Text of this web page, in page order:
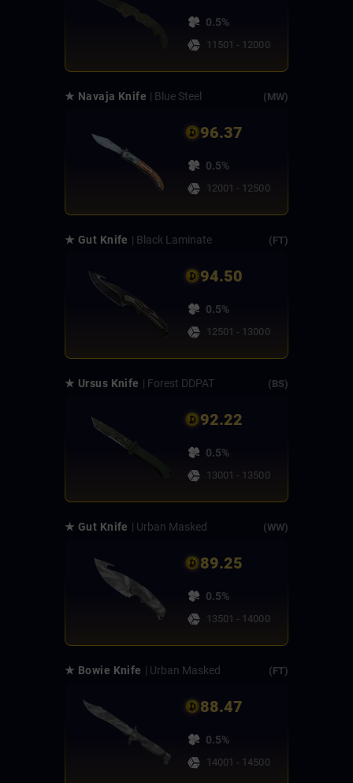
0.5%
11501 - 12000
★ Navaja Knife | Blue Steel (MW)
96.37
0.5%
12001 - 12500
★ Gut Knife | Black Laminate (FT)
94.50
0.5%
12501 - 13000
★ Ursus Knife | Forest DDPAT (BS)
92.22
0.5%
13001 - 13500
★ Gut Knife | Urban Masked (WW)
89.25
0.5%
13501 - 14000
★ Bowie Knife | Urban Masked (FT)
88.47
0.5%
14001 - 14500